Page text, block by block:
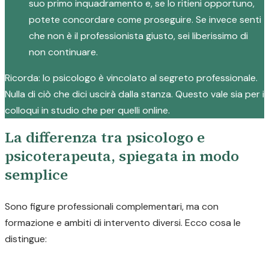
suo primo inquadramento e, se lo ritieni opportuno,
potete concordare come proseguire. Se invece senti
che non è il professionista giusto, sei liberissimo di
non continuare.
Ricorda: lo psicologo è vincolato al segreto professionale.
Nulla di ciò che dici uscirà dalla stanza. Questo vale sia per i
colloqui in studio che per quelli online.
La differenza tra psicologo e
psicoterapeuta, spiegata in modo
semplice
Sono figure professionali complementari, ma con
formazione e ambiti di intervento diversi. Ecco cosa le
distingue: